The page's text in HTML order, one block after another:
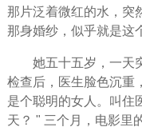
那片泛着微红的水，突
那身婚纱，似乎就是这
她五十五岁，一天
检查后，医生脸色沉重
是个聪明的女人。叫住
天？ " 三个月，电影里